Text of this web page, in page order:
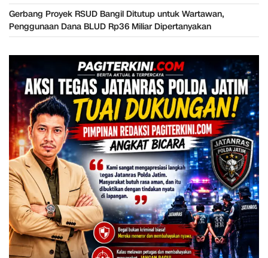
Gerbang Proyek RSUD Bangil Ditutup untuk Wartawan,
Penggunaan Dana BLUD Rp36 Miliar Dipertanyakan